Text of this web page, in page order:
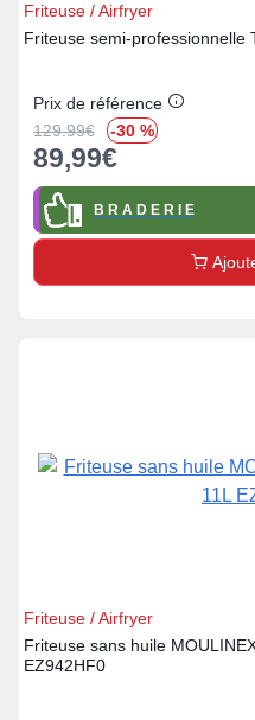
Friteuse / Airfryer
Friteuse semi-professionnelle
Prix de référence
129.99€ -30 %
89,99€
B R A D E R I E
Friteuse / Airfryer
Friteuse sans huile
EZ942HF0